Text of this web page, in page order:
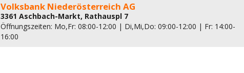
Volksbank Niederösterreich AG
3361 Aschbach-Markt, Rathauspl 7
Öffnungszeiten: Mo,Fr: 08:00-12:00 | Di,Mi,Do: 09:00-12:00 | Fr: 14:00-
16:00